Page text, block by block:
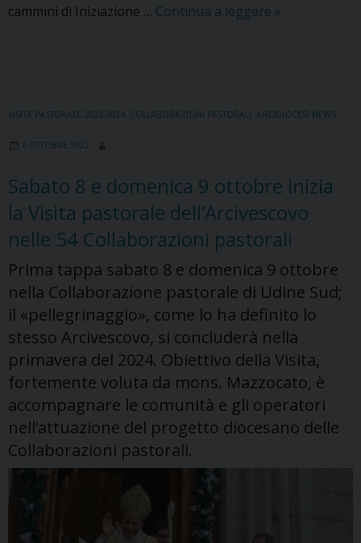
cammini di Iniziazione … Continua a leggere Le
cammino
una
serie
incontri
nelle
Foranie
»
VISITA PASTORALE 2022-2024 COLLABORAZIONI PASTORALI ARCIDIOCESI NEWS
6 OTTOBRE 2022
Sabato 8 e domenica 9 ottobre inizia
la Visita pastorale dell’Arcivescovo
nelle 54 Collaborazioni pastorali
Prima tappa sabato 8 e domenica 9 ottobre
nella Collaborazione pastorale di Udine Sud;
il «pellegrinaggio», come lo ha definito lo
stesso Arcivescovo, si concluderà nella
primavera del 2024. Obiettivo della Visita,
fortemente voluta da mons. Mazzocato, è
accompagnare le comunità e gli operatori
nell’attuazione del progetto diocesano delle
Collaborazioni pastorali.